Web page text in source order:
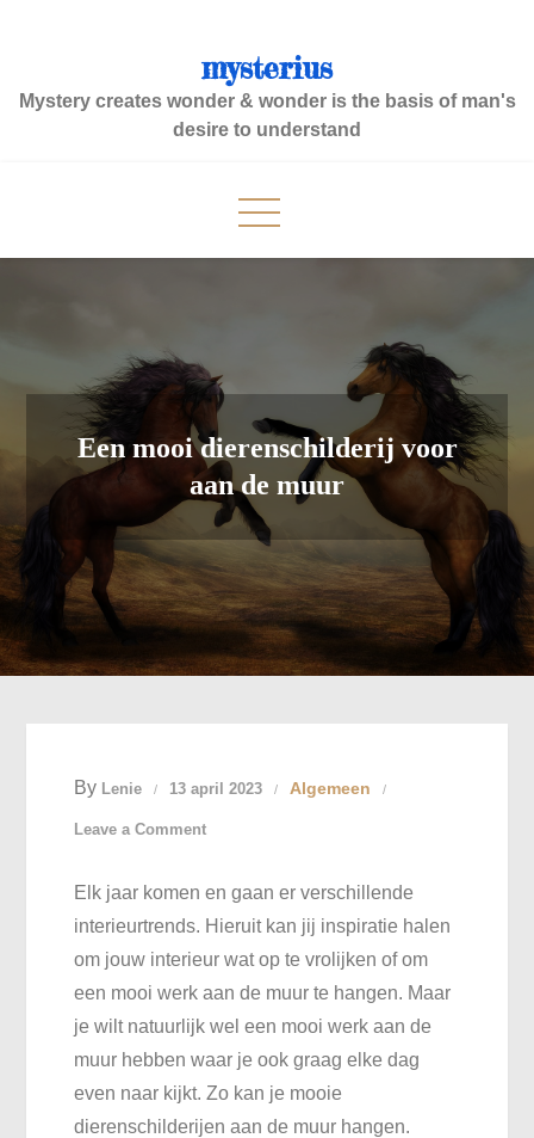
mysterius
Mystery creates wonder & wonder is the basis of man's
desire to understand
Een mooi dierenschilderij voor
aan de muur
By Lenie 13 april 2023 Algemeen
Leave a Commenton
mooi
dierenschilderij
voor
aan
de
muur
Elk jaar komen en gaan er verschillende
interieurtrends. Hieruit kan jij inspiratie halen
om jouw interieur wat op te vrolijken of om
een mooi werk aan de muur te hangen. Maar
je wilt natuurlijk wel een mooi werk aan de
muur hebben waar je ook graag elke dag
even naar kijkt. Zo kan je mooie
dierenschilderijen aan de muur hangen.